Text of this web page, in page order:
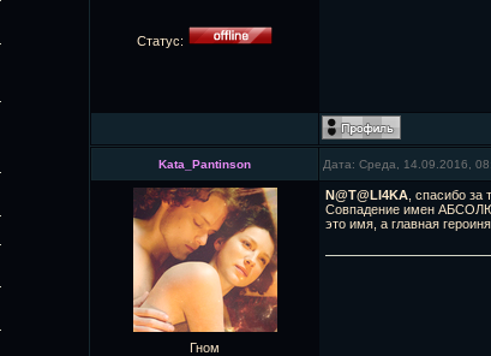
Статус:
Kata_Pantinson Дата: Среда, 14.09.2016,
Гном
N@T@LI4KA , спасибо
Совпадение имен
это имя, а главная